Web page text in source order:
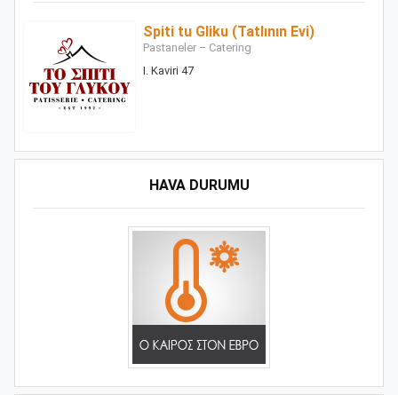
Spiti tu Gliku (Tatlının Evi)
Pastaneler – Catering
I. Kaviri 47
HAVA DURUMU